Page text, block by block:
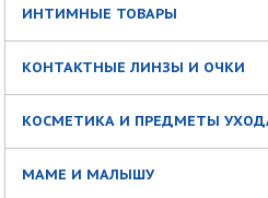
ИНТИМНЫЕ ТОВАРЫ
КОНТАКТНЫЕ ЛИНЗЫ И ОЧКИ
КОСМЕТИКА И ПРЕДМЕТЫ
МАМЕ И МАЛЫШУ